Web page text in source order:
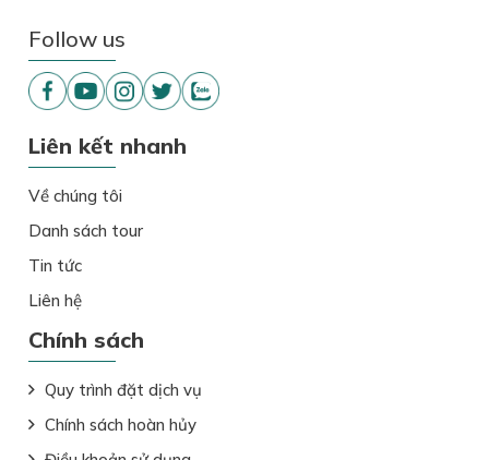
Follow us
Liên kết nhanh
Về chúng tôi
Danh sách tour
Tin tức
Liên hệ
Chính sách
Quy trình đặt dịch vụ
Chính sách hoàn hủy